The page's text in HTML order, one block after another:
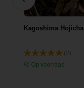
Kagoshima Hojicha
Op voorraad